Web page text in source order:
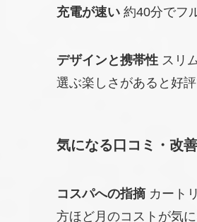
充電が速い 約40分でフ
デザインと携帯性 スリ
選ぶ楽しさがあると好評
気になる口コミ・改
コスパへの指摘カート
方ほど月のコストが気